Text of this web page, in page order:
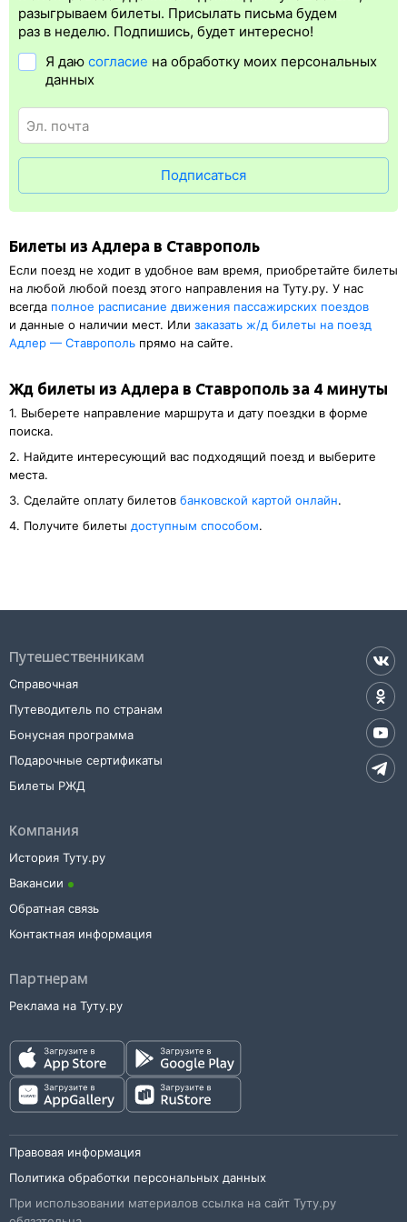
билета.Электронная регистрация— это опция, которая
упрощает жизнь пассажиру. Её бонус в том, что не нужно ехать
регистрация доступна почти для всех заказов,исключение
составляют поезда
в электронном ж/д билете. А в случае отсутствия электронной
регистрации еще и распечатка посадочного купона.
разыгрываем билеты. Присылать письма будем
раз в неделю. Подпишись, будет интересно!
Я даю согласие на обработку моих персональных
данных
Подписаться
Билеты из Адлера в Ставрополь
Если поезд не ходит в удобное вам время, приобретайте билеты
на любой любой поезд этого направления на Туту.ру. У нас
всегда полное расписание движения пассажирских поездов
и данные о наличии мест. Или заказать ж/д билеты на поезд
Адлер — Ставрополь прямо на сайте.
Жд билеты из Адлера в Ставрополь за 4 минуты
1. Выберете направление маршрута и дату поездки в форме
поиска.
2. Найдите интересующий вас подходящий поезд и выберите
места.
3. Cделайте оплату билетов банковской картой онлайн.
4. Получите билеты доступным способом.
Путешественникам
Справочная
Путеводитель по странам
Бонусная программа
Подарочные сертификаты
Билеты РЖД
Компания
История Туту.ру
Вакансии
Обратная связь
Контактная информация
Партнерам
Реклама на Туту.ру
Правовая информация
Политика обработки персональных данных
При использовании материалов ссылка на сайт Туту.ру